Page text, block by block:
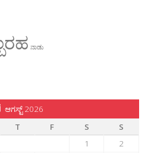
ನಾಡು
ಆಗಸ್ಟ್ 2026
T F S
S
1
2